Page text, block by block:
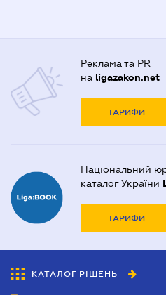
Реклама та PR
на ligazakon.net
ТАРИФИ
Національний
каталог України
ТАРИФИ
КАТАЛОГ РІШЕНЬ